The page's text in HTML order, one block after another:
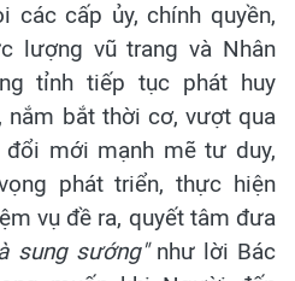
các cấp ủy, chính quyền,
lượng vũ trang và Nhân
tỉnh tiếp tục phát huy
nắm bắt thời cơ, vượt qua
đổi mới mạnh mẽ tư duy,
phát triển, thực hiện
vụ đề ra, quyết tâm đưa
sung sướng" như lời Bác